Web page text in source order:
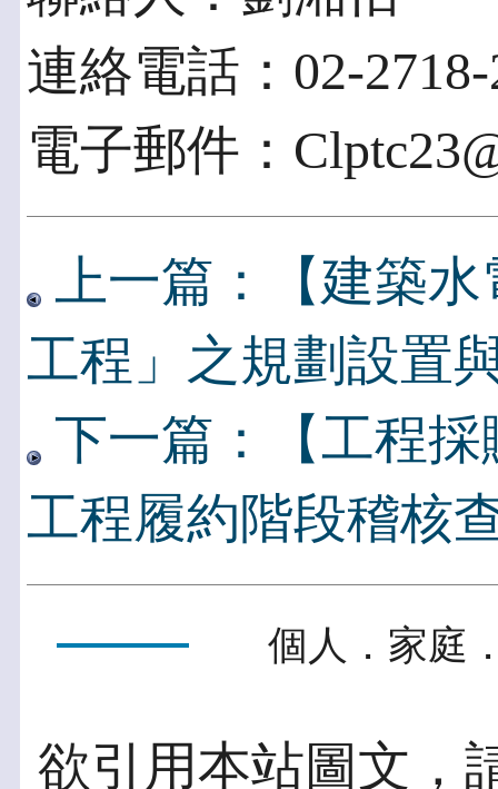
連絡電話：02-2718-
電子郵件：
上一篇：【建築
工程」之規劃設置
下一篇：【工程
工程履約階段稽核
個人．家庭
欲引用本站圖文，